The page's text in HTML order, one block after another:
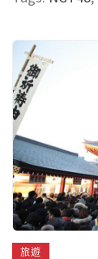
旅遊